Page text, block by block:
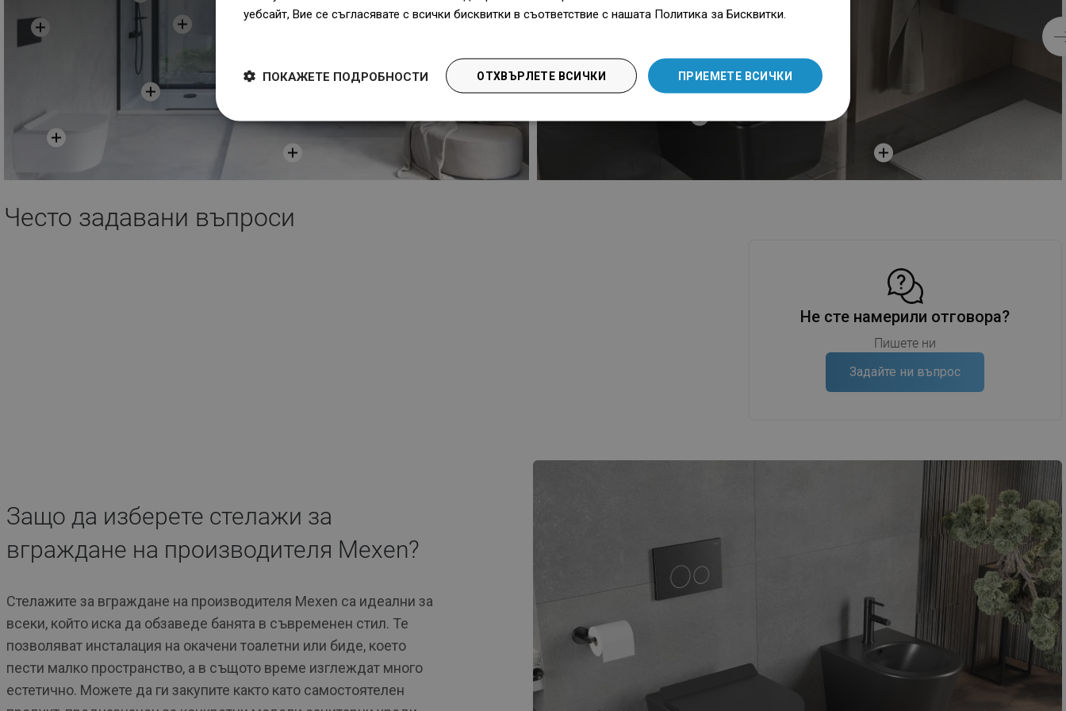
Често задавани въпроси
Не сте намерили отговора?
Пишете ни
Задайте ни въпрос
Защо да изберете стелажи за
вграждане на производителя Mexen?
Стелажите за вграждане на производителя Mexen са идеални за
всеки, който иска да обзаведе банята в съвременен стил. Те
позволяват инсталация на окачени тоалетни или биде, което
пести малко пространство, а в същото време изглеждат много
естетично. Можете да ги закупите както като самостоятелен
LITHUANIAN
ROMANIAN
ITALIAN
уебсайт, Вие се съгласявате с всички бисквитки в съответствие с нашата Политика за Бисквитки.
ПРИЕМЕТЕ ВСИЧКИ
ОТХВЪРЛЕТЕ ВСИЧКИ
ПОКАЖЕТЕ ПОДРОБНОСТИ